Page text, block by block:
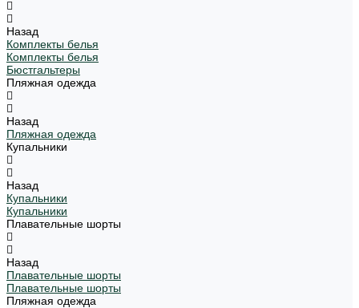
Назад
Комплекты белья
Комплекты белья
Бюстгальтеры
Пляжная одежда
Назад
Пляжная одежда
Купальники
Назад
Купальники
Купальники
Плавательные шорты
Назад
Плавательные шорты
Плавательные шорты
Пляжная одежда